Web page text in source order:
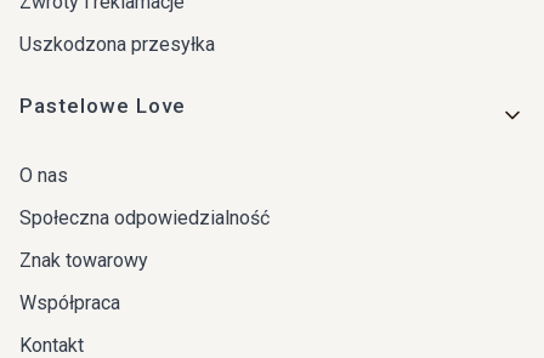
Uszkodzona przesyłka
Pastelowe Love
O nas
Społeczna odpowiedzialność
Znak towarowy
Współpraca
Kontakt